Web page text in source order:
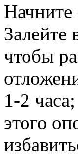
Начните
Залейте
чтобы
1-2
этого